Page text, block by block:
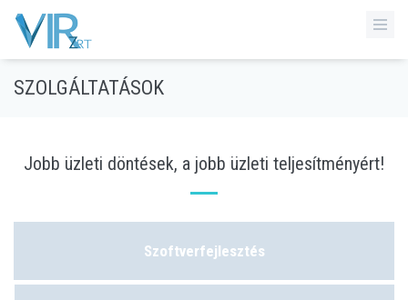
SZOLGÁLTATÁSOK
Jobb üzleti döntések, a jobb üzleti teljesítményért!
Szoftverfejlesztés